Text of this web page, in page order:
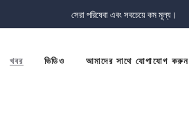
সেরা পরিষেবা এবং সবচেয়ে কম মূল্য।
খবর ভিডিও আমাদের সাথে যোগাযোগ করুন